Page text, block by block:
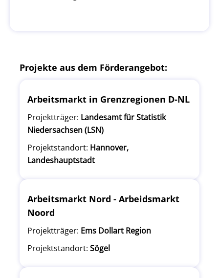
Projekte aus dem Förderangebot:
Arbeitsmarkt in Grenzregionen D-NL
Projektträger: Landesamt für Statistik
Niedersachsen (LSN)
Projektstandort: Hannover,
Landeshauptstadt
Arbeitsmarkt Nord - Arbeidsmarkt
Noord
Projektträger: Ems Dollart Region
Projektstandort: Sögel